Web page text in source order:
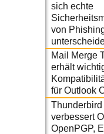
sich echte
von
Mail Merge
erhält
für Outlook
Thunderbird
verbessert
OpenPGP,